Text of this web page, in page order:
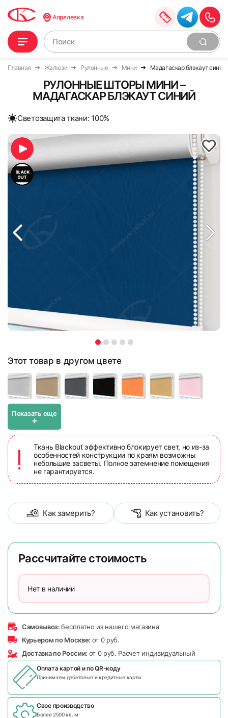
Апрелевка
Главная Жалюзи Рулонные Мини Мадагаскар блэкаут синий
РУЛОННЫЕ ШТОРЫ МИНИ –
МАДАГАСКАР БЛЭКАУТ СИНИЙ
Cветозащита ткани: 100%
Этот товар в другом цвете
Показать еще
+
Ткань Blackout эффективно блокирует свет, но из-за
особенностей конструкции по краям возможны
небольшие засветы. Полное затемнение помещения
не гарантируется.
Как замерить? Как установить?
Рассчитайте стоимость
Нет в наличии
Самовывоз:бесплатно из нашего магазина
Курьером по Москве: от 0 руб.
Доставка по России: от 0 руб. Расчет индивидуальный
Оплата картой и поQR-коду
Принимаем дебетовые и кредитные карты
Свое производство
Более 2500 кв. м